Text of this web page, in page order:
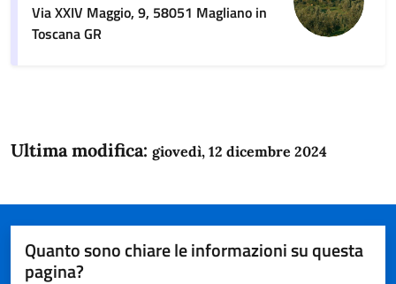
Via XXIV Maggio, 9, 58051 Magliano in
Toscana GR
Ultima modifica: giovedì, 12 dicembre 2024
Quanto sono chiare le informazioni su questa
pagina?